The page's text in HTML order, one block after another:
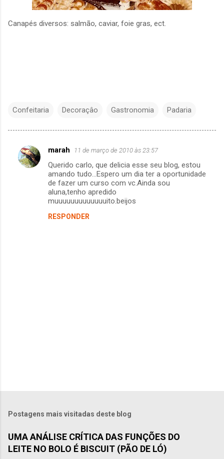
Canapés diversos: salmão, caviar, foie gras, ect.
Confeitaria Decoraçâo Gastronomia Padaria
C
marah 11 de março de 2010 às 23:57
Querido carlo, que delicia esse seu blog, estou
amando tudo...Espero um dia ter a oportunidade
de fazer um curso com vc.Ainda sou
aluna,tenho apredido
muuuuuuuuuuuuuito.beijos
RESPONDER
t
r
u
m
Postagens mais visitadas deste blog
UMA ANÁLISE CRÍTICA DAS FUNÇÕES DO
LEITE NO BOLO É BISCUIT (PÃO DE LÓ)